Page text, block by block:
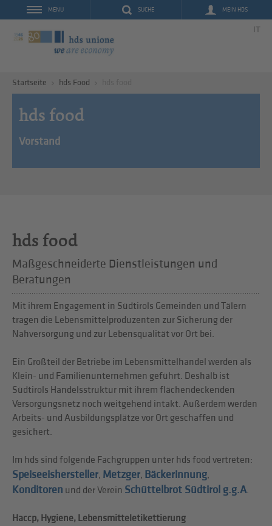
SUCHE MEIN HDS
MENU
IT
Startseite hds Food
hds food
Vorstand
hds food
Maßgeschneiderte Dienstleistungen und
Beratungen
Mit ihrem Engagement in Südtirols Gemeinden und Tälern
tragen die Lebensmittelproduzenten zur Sicherung der
Nahversorgung und zur Lebensqualität vor Ort bei.
Ein Großteil der Betriebe im Lebensmittelhandel werden als
Klein- und Familienunternehmen geführt. Deshalb ist
Südtirols Handelsstruktur mit ihrem flächendeckenden
Versorgungsnetz noch weitgehend intakt. Außerdem werden
Arbeits- und Ausbildungsplätze vor Ort geschaffen und
gesichert.
Im hds sind folgende Fachgruppen unter hds food vertreten:
Speiseeishersteller, Metzger, Bäckerinnung,
Konditoren und der Verein Schüttelbrot Südtirol g.g.A.
Haccp, Hygiene, Lebensmitteletikettierung